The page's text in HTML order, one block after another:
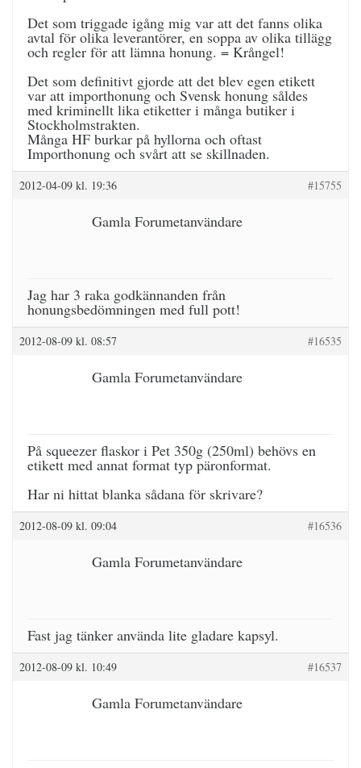
Det som triggade igång mig var att det fanns olika
avtal för olika leverantörer, en soppa av olika tillägg
och regler för att lämna honung. = Krångel!
Det som definitivt gjorde att det blev egen etikett
var att importhonung och Svensk honung såldes
med kriminellt lika etiketter i många butiker i
Stockholmstrakten.
Många HF burkar på hyllorna och oftast
Importhonung och svårt att se skillnaden.
2012-04-09 kl. 19:36 #15755
Gamla Forumetanvändare
Jag har 3 raka godkännanden från
honungsbedömningen med full pott!
2012-08-09 kl. 08:57 #16535
Gamla Forumetanvändare
På squeezer flaskor i Pet 350g (250ml) behövs en
etikett med annat format typ päronformat.
Har ni hittat blanka sådana för skrivare?
2012-08-09 kl. 09:04 #16536
Gamla Forumetanvändare
Fast jag tänker använda lite gladare kapsyl.
2012-08-09 kl. 10:49 #16537
Gamla Forumetanvändare